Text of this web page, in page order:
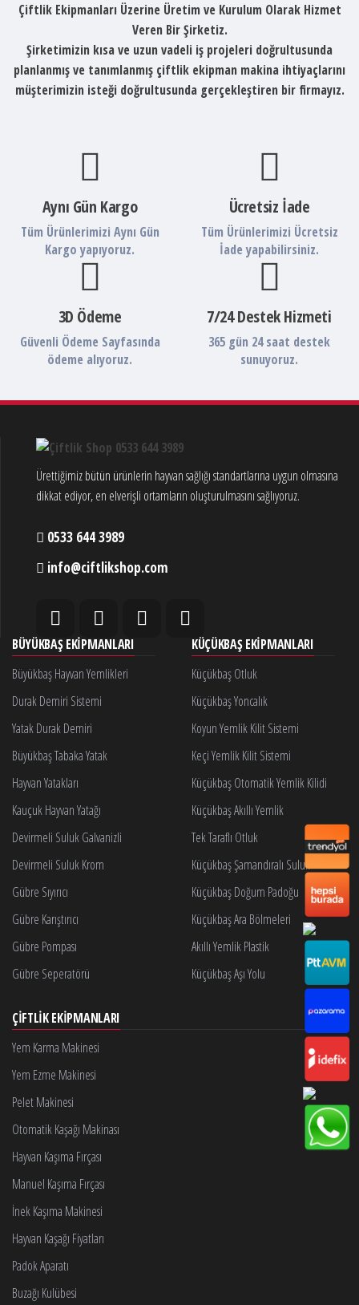
Çiftlik Ekipmanları Üzerine Üretim ve Kurulum Olarak Hizmet
Veren Bir Şirketiz.
Şirketimizin kısa ve uzun vadeli iş projeleri doğrultusunda
planlanmış ve tanımlanmış çiftlik ekipman makina ihtiyaçlarını
müşterimizin isteği doğrultusunda gerçekleştiren bir firmayız.
Aynı Gün Kargo
Tüm Ürünlerimizi Aynı Gün
Kargo yapıyoruz.
Ücretsiz İade
Tüm Ürünlerimizi Ücretsiz
İade yapabilirsiniz.
3D Ödeme
Güvenli Ödeme Sayfasında
ödeme alıyoruz.
7/24 Destek Hizmeti
365 gün 24 saat destek
sunuyoruz.
Ürettiğimiz bütün ürünlerin hayvan sağlığı standartlarına uygun olmasına
dikkat ediyor, en elverişli ortamların oluşturulmasını sağlıyoruz.
0533 644 3989
info@ciftlikshop.com
BÜYÜKBAŞ EKIPMANLARI
Büyükbaş Hayvan Yemlikleri
Durak Demiri Sistemi
Yatak Durak Demiri
Büyükbaş Tabaka Yatak
Hayvan Yatakları
Kauçuk Hayvan Yatağı
Devirmeli Suluk Galvanizli
Devirmeli Suluk Krom
Gübre Sıyırıcı
Gübre Karıştırıcı
Gübre Pompası
Gübre Seperatörü
KÜÇÜKBAŞ EKIPMANLARI
Küçükbaş Otluk
Küçükbaş Yoncalık
Koyun Yemlik Kilit Sistemi
Keçi Yemlik Kilit Sistemi
Küçükbaş Otomatik Yemlik Kilidi
Küçükbaş Akıllı Yemlik
Tek Taraflı Otluk
Küçükbaş Şamandıralı Suluk
Küçükbaş Doğum Padoğu
Küçükbaş Ara Bölmeleri
Akıllı Yemlik Plastik
Küçükbaş Aşı Yolu
ÇIFTLIK EKIPMANLARI
Yem Karma Makinesi
Yem Ezme Makinesi
Pelet Makinesi
Otomatik Kaşağı Makinası
Hayvan Kaşıma Fırçası
Manuel Kaşıma Fırçası
İnek Kaşıma Makinesi
Hayvan Kaşağı Fiyatları
Padok Aparatı
Buzağı Kulübesi